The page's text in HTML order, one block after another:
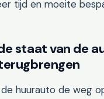
tijd en moeite
staat van de
huurauto de weg